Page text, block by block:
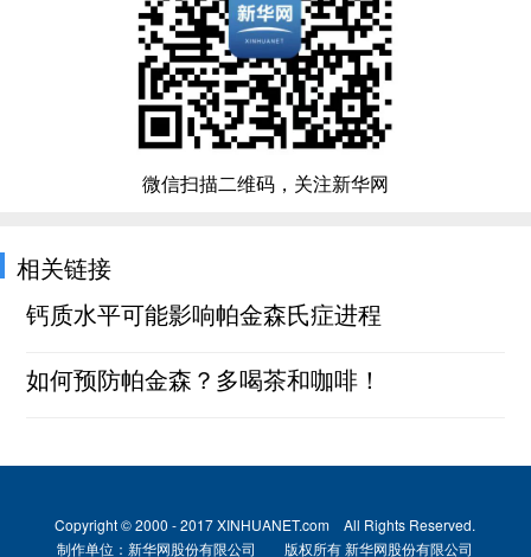
微信扫描二维码，关注新华网
相关链接
钙质水平可能影响帕金森氏症进程
如何预防帕金森？多喝茶和咖啡！
Copyright © 2000 - 2017 XINHUANET.com All Rights Reserved.
制作单位：新华网股份有限公司 版权所有 新华网股份有限公司